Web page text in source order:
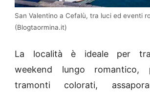
San Valentino a Cefalù, tra luci ed eventi
(Blogtaormina.it)
La località è ideale per
weekend lungo romantico,
tramonti colorati,